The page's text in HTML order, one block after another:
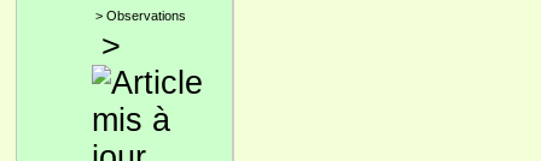
> Observations
>